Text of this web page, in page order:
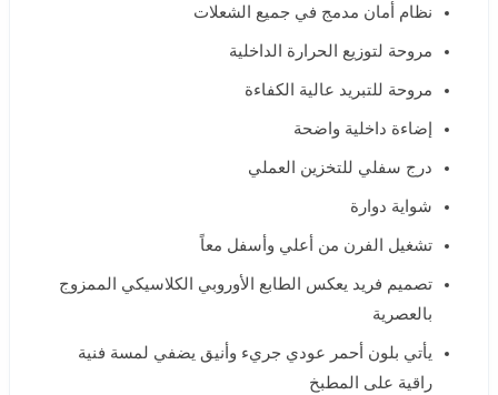
نظام أمان مدمج في جميع الشعلات
مروحة لتوزيع الحرارة الداخلية
مروحة للتبريد عالية الكفاءة
إضاءة داخلية واضحة
درج سفلي للتخزين العملي
شواية دوارة
تشغيل الفرن من أعلي وأسفل معاً
تصميم فريد يعكس الطابع الأوروبي الكلاسيكي الممزوج
بالعصرية
يأتي بلون أحمر عودي جريء وأنيق يضفي لمسة فنية
راقية على المطبخ